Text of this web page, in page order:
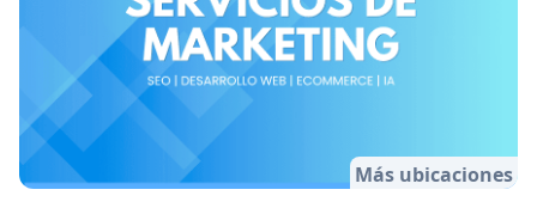
Más ubicaciones